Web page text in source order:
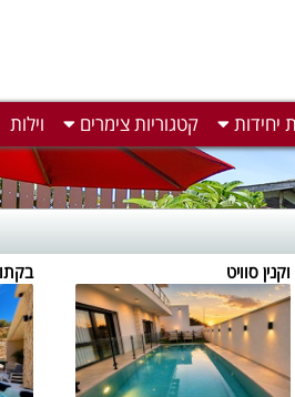
יחידות קטגוריות צימרים וילות
וקנין סוויט